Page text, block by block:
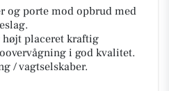
og porte mod opbrud med
placeret kraftig
i god kvalitet.
/ vagtselskaber.